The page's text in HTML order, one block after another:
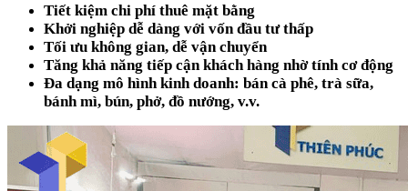
Tiết kiệm chi phí thuê mặt bằng
Khởi nghiệp dễ dàng với vốn đầu tư thấp
Tối ưu không gian, dễ vận chuyển
Tăng khả năng tiếp cận khách hàng nhờ tính cơ động
Đa dạng mô hình kinh doanh: bán cà phê, trà sữa,
bánh mì, bún, phở, đồ nướng, v.v.